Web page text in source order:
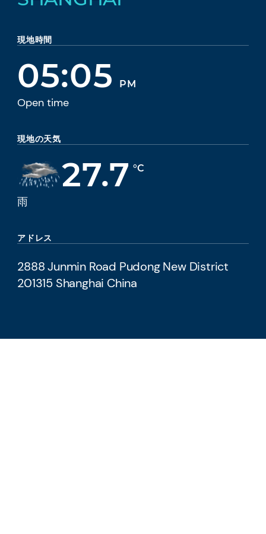
現地時間
05:05 PM
Open time
現地の天気
27.7 °C
雨
アドレス
2888 Junmin Road Pudong New District
201315 Shanghai China